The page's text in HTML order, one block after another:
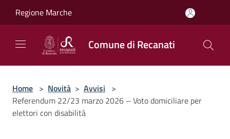
Regione Marche
Comune di Recanati
Home > Novità > Avvisi >
Referendum 22/23 marzo 2026 – Voto domiciliare per
elettori con disabilità